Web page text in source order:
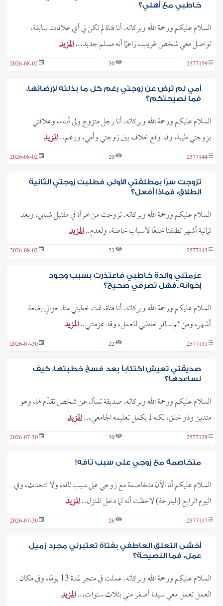
خاطبي مع أهلي؟
السلام عليكم ورحمة الله وبركاته. أنا فتاة لم تكن لي أي علاقات سابقة،
تواصل معي شخص غريب، زاعمًا أنه مسلم جديد،..المزيد
2577159
30
2026-08-02
أمي لم ترض عن زوجتي رغم كل ما بذلته لإرضائها،
فما نصيحتكم؟
السلام عليكم ورحمة الله وبركاته. أنا رجل متزوج ولي أبناء، وعلاقتي
بزوجتي طيبة، وقد وقع خلاف بين زوجتي وأمي، ورغم..المزيد
2577144
20
2026-08-02
تزوجت سرًا بمطلقتي الأولى فطلبت زوجتي الثانية
الطلاق، فماذا أفعل؟
السلام عليكم ورحمة الله وبركاته. تزوجت من امرأة في مقتبل شبابي، وبعد
ثمانية أشهر تطلقنا خلعًا لأسباب خاصة، ولعدم..المزيد
2577143
23
2026-08-02
عزمتني والدة خاطبي فاعتذرت بسبب وجود
إخوانه..فهل تصرفي صحيح؟
السلام عليكم ورحمة الله وبركاته. أنا فتاة، تمت خطبتي منذ حوالي بضعة
أشهر، ومن ثم سافر خاطبي للعمل، وقد عزمتني..المزيد
2577131
22
2026-07-30
صديقتي تعيش اكتئاباً بعد فسخ خطبتها، كيف
نساعدها؟
السلام عليكم ورحمة الله وبركاته. صديقة تسأل عن شخص تقدّم لها، وهو
متدين وذو خلق، لكنه لم يكمل تعليمه الجامعي،..المزيد
2577129
30
2026-07-30
متخاصمة مع زوجي على سبب تافه!
السلام عليكم أنا الآن متخاصمة مع زوجي على سبب تافه، ولا نتحدث، وفي
اليوم الرابع (البارحة) لاحظت أنه لما دخل المنزل..المزيد
2577117
26
2026-07-30
أخشى التعلق العاطفي بفتاة تعتبرني مجرد زميل
عمل، فما النصيحة؟
السلام عليكم ورحمة الله وبركاته. عملت في متجر لمدة 13 يومًا، وفي مكان
العمل تعمل معي سيدة أصغر مني بثلاث سنوات،..المزيد